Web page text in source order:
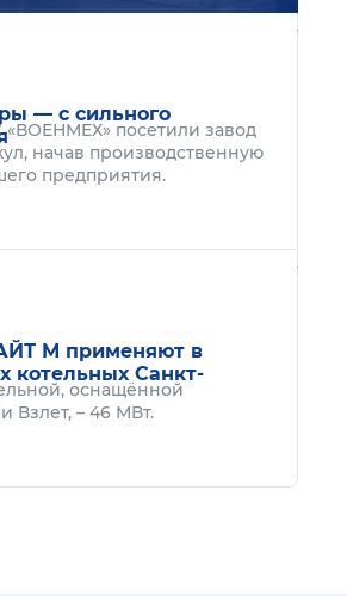
— с сильного
«ВОЕНМЕХ» посетили завод
начав производственную
предприятия.
М применяют в
котельных Санкт-
оснащённой
Взлет, – 46 МВт.